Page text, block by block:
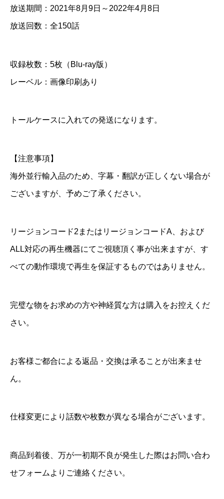
r
放送期間：2021年8月9日～2022年4月8日
放送回数：全150話
収録枚数：5枚（Blu-ray版）
レーベル：画像印刷あり
トールケースに入れての発送になります。
【注意事項】
海外並行輸入品のため、字幕・翻訳が正しくない場合が
ございますが、予めご了承ください。
リージョンコード2またはリージョンコードA、および
ALL対応の再生機器にてご視聴頂く事が出来ますが、す
べての動作環境で再生を保証するものではありません。
完璧な物をお求めの方や神経質な方は購入をお控えくだ
さい。
お客様ご都合による返品・交換は承ることが出来ませ
ん。
仕様変更により話数や枚数が異なる場合がございます。
商品到着後、万が一初期不良が発生した際はお問い合わ
せフォームよりご連絡ください。